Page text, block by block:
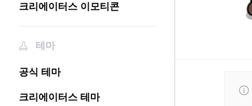
크리에이터스 이모티콘
테마
공식 테마
크리에이터스 테마